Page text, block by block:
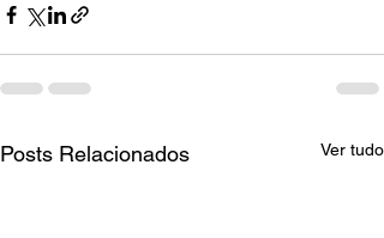
Posts Relacionados Ver tudo